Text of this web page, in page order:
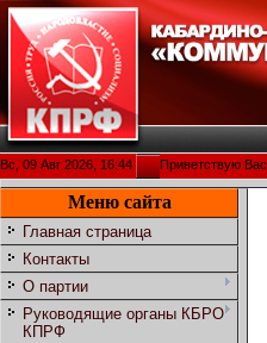
Вс, 09 Авг 2026, 16:44 Приветствую Вас
Меню сайта
Главная страница
Контакты
О партии
Руководящие органы КБРО
КПРФ